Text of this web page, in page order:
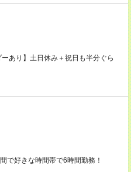
あり】土日休み＋祝日も半分ぐら
で好きな時間帯で6時間勤務！